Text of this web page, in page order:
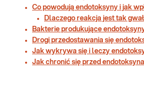
Co powodują endotoksyny i jak
Dlaczego reakcja jest tak
Bakterie produkujące
Drogi przedostawania się
Jak wykrywa się i leczy
Jak chronić się przed